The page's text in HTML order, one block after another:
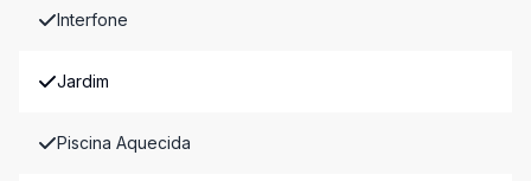
Interfone
Jardim
Piscina Aquecida